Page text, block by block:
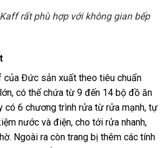
rất phù hợp với không gian bếp
của Đức sản xuất theo tiêu chuẩn
có thể chứa từ 9 đến 14 bộ đồ ăn
có 6 chương trình rửa từ rửa mạnh, tự
nước và điện, cho tới rửa nhanh,
Ngoài ra còn trang bị thêm các tính